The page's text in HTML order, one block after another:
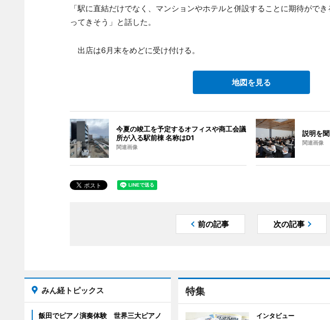
「駅に直結だけでなく、マンションやホテルと併設することに期待がで
ってきそう」と話した。
出店は6月末をめどに受け付ける。
地図を見る
今夏の竣工を予定するオフィスや商工会議
所が入る駅前棟 名称はD1
関連画像
説明を
関連画像
前の記事 次の記事
特集
インタビュー
みん経トピックス
飯田でピアノ演奏体験 世界三大ピアノ